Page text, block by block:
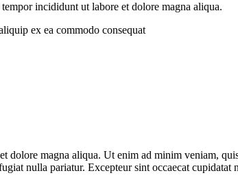
incididunt ut labore et dolore magna aliqua.
ex ea commodo consequat
dolore magna aliqua. Ut enim ad minim veniam,
nulla pariatur. Excepteur sint occaecat